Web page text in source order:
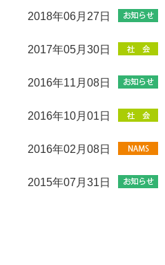
2018年06月27日
2017年05月30日
2016年11月08日
2016年10月01日
2016年02月08日
2015年07月31日